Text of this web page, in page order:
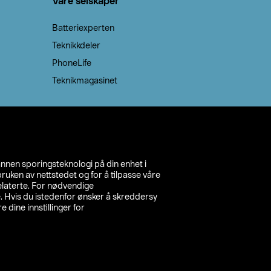
sporingsteknologi på din enhet i
av nettstedet og for å tilpasse våre
For nødvendige
Hvis du istedenfor ønsker å skreddersy
dine innstillinger for
Batteriexperten
Teknikkdeler
PhoneLife
Teknikmagasinet